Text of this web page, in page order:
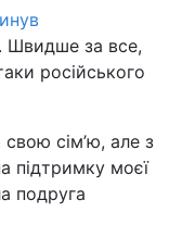
Швидше за все,
російського
сім’ю, але з
підтримку моєї
подруга